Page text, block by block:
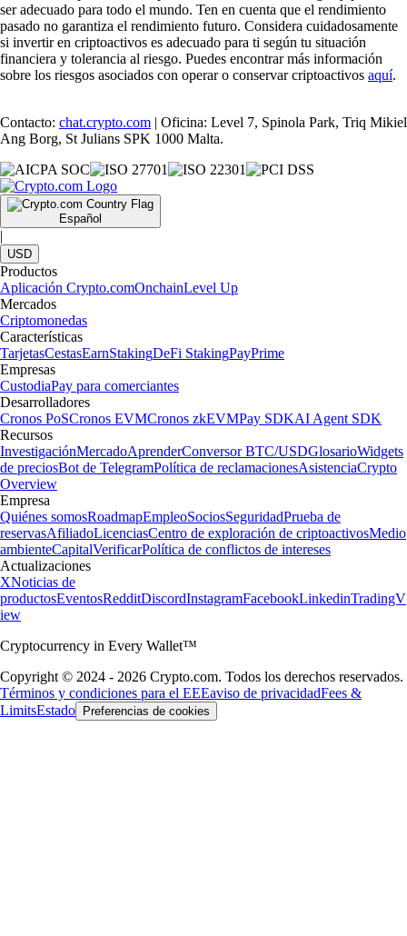
ser adecuado para todo el mundo. Ten en cuenta que el rendimiento
pasado no garantiza el rendimiento futuro. Considera cuidadosamente
si invertir en criptoactivos es adecuado para ti según tu situación
financiera y tolerancia al riesgo. Puedes encontrar más información
sobre los riesgos asociados con operar o conservar criptoactivos aquí.
Contacto: chat.crypto.com | Oficina: Level 7, Spinola Park, Triq Mikiel
Ang Borg, St Julians SPK 1000 Malta.
Español
|
USD
Productos
Aplicación Crypto.comOnchainLevel Up
Mercados
Criptomonedas
Características
TarjetasCestasEarnStakingDeFi StakingPayPrime
Empresas
CustodiaPay para comerciantes
Desarrolladores
Cronos PoSCronos EVMCronos zkEVMPay SDKAI Agent SDK
Recursos
InvestigaciónMercadoAprenderConversor BTC/USDGlosarioWidgets
de preciosBot de TelegramPolítica de reclamacionesAsistenciaCrypto
Overview
Empresa
Quiénes somosRoadmapEmpleoSociosSeguridadPrueba de
reservasAfiliadoLicenciasCentro de exploración de criptoactivosMedio
ambienteCapitalVerificarPolítica de conflictos de intereses
Actualizaciones
XNoticias de
productosEventosRedditDiscordInstagramFacebookLinkedinTradingV
iew
Cryptocurrency in Every Wallet™
Copyright © 2024 - 2026 Crypto.com. Todos los derechos reservados.
Términos y condiciones para el EEEaviso de privacidadFees &
LimitsEstado Preferencias de cookies